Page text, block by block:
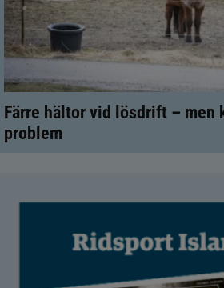
Färre hältor vid lösdrift – men
problem